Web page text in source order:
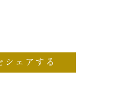
シェアする